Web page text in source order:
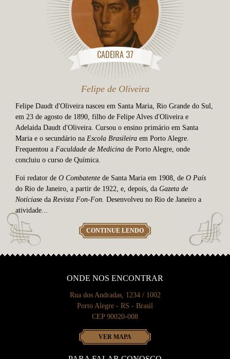
CADEIRA 37
Felipe de Oliveira
Felipe Daudt d'Oliveira nasceu em Santa Maria, Rio Grande do Sul,
em 23 de agosto de 1890, filho de Felipe Alves d'Oliveira e
Adelaida Daudt d'Oliveira. Cursou o ensino primário em Santa
Maria e o secundário na Escola Brasileira em Porto Alegre.
Frequentou a Faculdade de Medicina de Porto Alegre, onde
concluiu o curso de Química.
Foi redator de O Combatente de Santa Maria em 1908, de O País
do Rio de Janeiro, a partir de 1922, e, depois, da Gazeta de
Notíciase da Revista Fon-Fon. Desenvolveu no Rio de Janeiro a
atividade...
CONTINUE LENDO
ONDE NOS ENCONTRAR
Rua dos Andradas, 1234 / 1002
Porto Alegre - RS - Brasil
CEP 90020-008
VER MAPA